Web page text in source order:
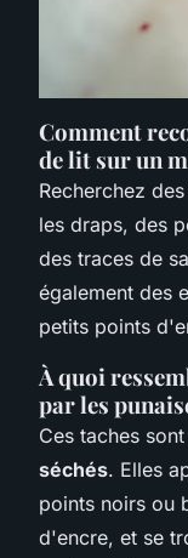
Comment
de lit sur un
Recherchez des
les draps, des
des traces de
également des
petits points
À quoi
par les
Ces taches
séchés. Elles
points noirs ou
d'encre, et se